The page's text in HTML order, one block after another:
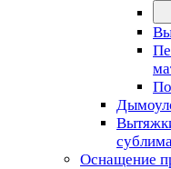
Оснащение